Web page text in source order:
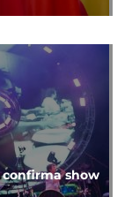
confirma show